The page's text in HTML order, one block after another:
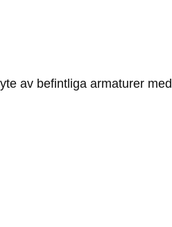
av befintliga armaturer med